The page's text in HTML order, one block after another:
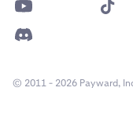
© 2011 - 2026 Payward,